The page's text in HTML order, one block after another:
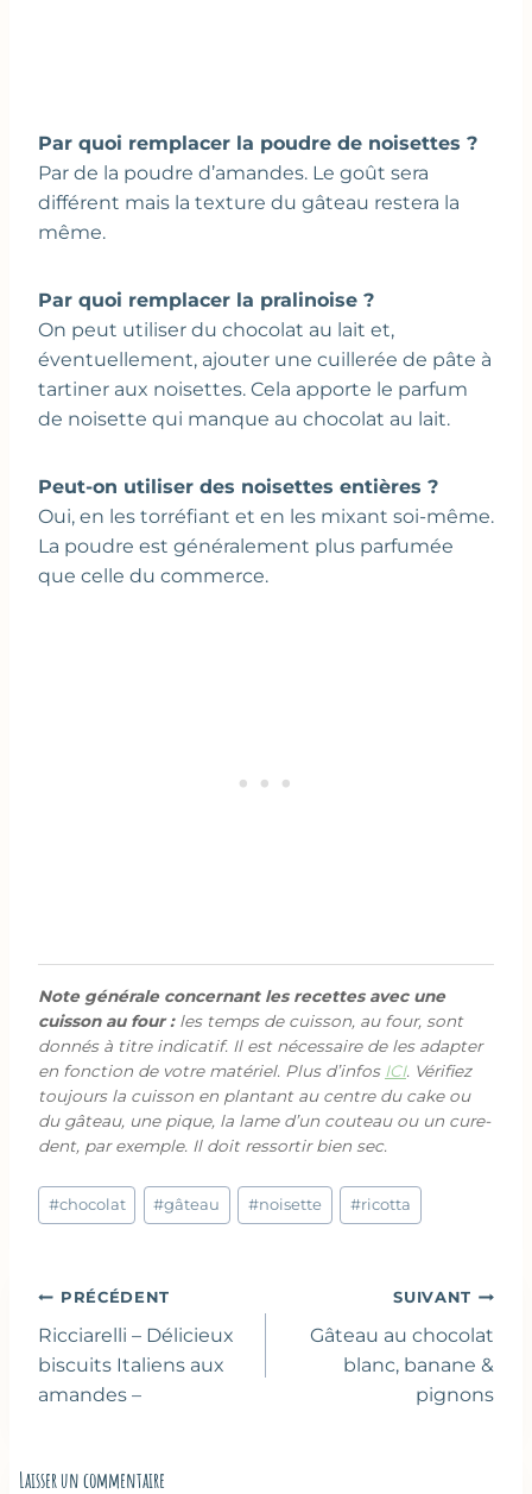
Par quoi remplacer la poudre de noisettes ?
Par de la poudre d’amandes. Le goût sera
différent mais la texture du gâteau restera la
même.
Par quoi remplacer la pralinoise ?
On peut utiliser du chocolat au lait et,
éventuellement, ajouter une cuillerée de pâte à
tartiner aux noisettes. Cela apporte le parfum
de noisette qui manque au chocolat au lait.
Peut-on utiliser des noisettes entières ?
Oui, en les torréfiant et en les mixant soi-même.
La poudre est généralement plus parfumée
que celle du commerce.
Note générale concernant les recettes avec une
cuisson au four :les temps de cuisson, au four, sont
donnés à titre indicatif. Il est nécessaire de les adapter
en fonction de votre matériel. Plus d’infos ICI. Vérifiez
toujours la cuisson en plantant au centre du cake ou
du gâteau, une pique, la lame d’un couteau ou un cure-
dent, par exemple. Il doit ressortir bien sec.
Étiquettes
de
#chocolat #gâteau #noisette #ricotta
Navigation
de
l’article
PRÉCÉDENT
Ricciarelli – Délicieux
biscuits Italiens aux
amandes –
SUIVANT
Gâteau au chocolat
blanc, banane &
pignons
Laisser un commentaire